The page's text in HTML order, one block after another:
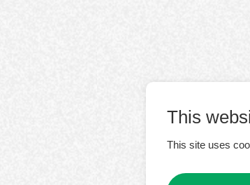
This
This site uses